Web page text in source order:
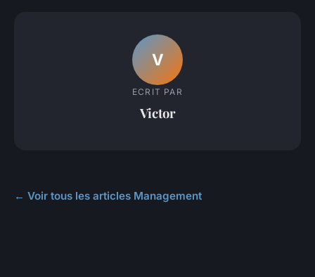
V
ECRIT PAR
Victor
← Voir tous les articles Management